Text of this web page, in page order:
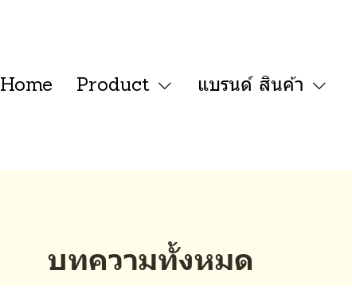
Home Product แบรนด์ สินค้า
บทความทั้งหมด